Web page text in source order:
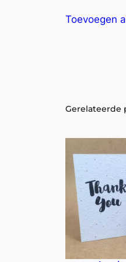
Toevoegen
Gerelateerde